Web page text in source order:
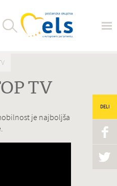
TV
DELI
je najboljša